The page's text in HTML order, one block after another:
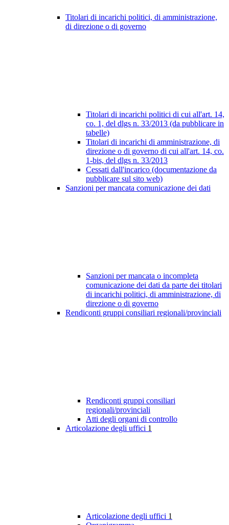
Titolari di incarichi politici, di amministrazione,
di direzione o di governo
Titolari di incarichi politici di cui all'art. 14,
co. 1, del dlgs n. 33/2013 (da pubblicare in
tabelle)
Titolari di incarichi di amministrazione, di
direzione o di governo di cui all'art. 14, co.
1-bis, del dlgs n. 33/2013
Cessati dall'incarico (documentazione da
pubblicare sul sito web)
Sanzioni per mancata comunicazione dei dati
Sanzioni per mancata o incompleta
comunicazione dei dati da parte dei titolari
di incarichi politici, di amministrazione, di
direzione o di governo
Rendiconti gruppi consiliari regionali/provinciali
Rendiconti gruppi consiliari
regionali/provinciali
Atti degli organi di controllo
Articolazione degli uffici 1
Articolazione degli uffici 1